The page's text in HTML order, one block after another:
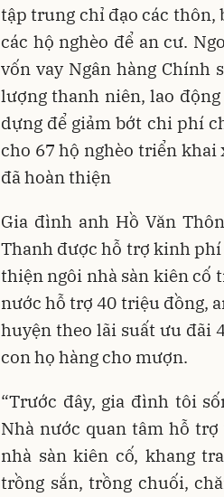
tập trung chỉ đạo các thôn,
các hộ nghèo để an cư.
vốn vay Ngân hàng Chính
lượng thanh niên, lao
dựng để giảm bớt chi phí
cho 67 hộ nghèo triển khai
đã hoàn thiện
Gia đình anh Hồ Văn
Thanh được hỗ trợ kinh phí
thiện ngôi nhà sàn kiên cố
nước hỗ trợ 40 triệu đồng,
huyện theo lãi suất ưu đãi
con họ hàng cho mượn.
“Trước đây, gia đình tôi
Nhà nước quan tâm hỗ
nhà sàn kiên cố, khang
trồng sắn, trồng chuối,